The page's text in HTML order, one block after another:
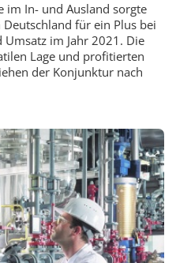
im In- und Ausland sorgte
für ein Plus bei
im Jahr 2021. Die
Lage und profitierten
der Konjunktur nach